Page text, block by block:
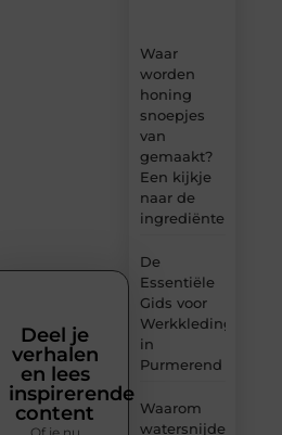
Waar
worden
honing
snoepjes
van
gemaakt?
Een kijkje
naar de
ingrediënten
De
Essentiële
Gids voor
Werkkleding
in
Purmerend
Waarom
watersnijden
Deel je
verhalen
en lees
inspirerende
content